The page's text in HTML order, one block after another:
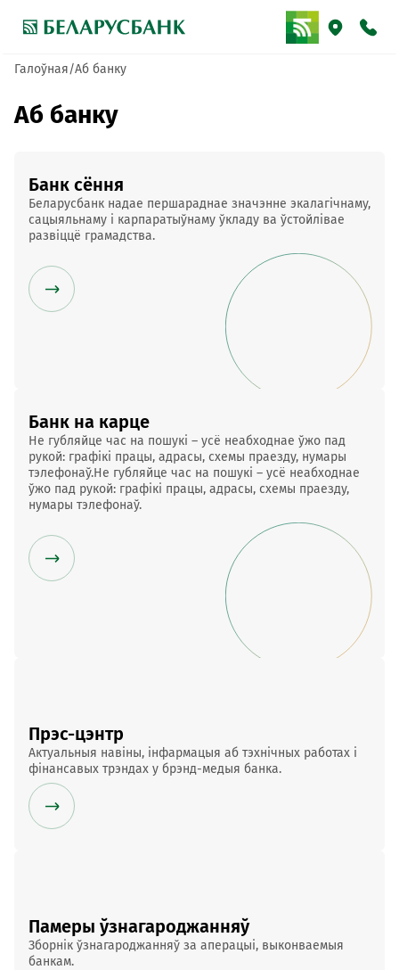
Галоўная Аб банку
Аб банку
Банк сёння
Беларусбанк надае першараднае значэнне экалагічнаму,
сацыяльнаму і карпаратыўнаму ўкладу ва ўстойлівае
развіццё грамадства.
Банк на карце
Не губляйце час на пошукі – усё неабходнае ўжо пад
рукой: графікі працы, адрасы, схемы праезду, нумары
тэлефонаў.Не губляйце час на пошукі – усё неабходнае
ўжо пад рукой: графікі працы, адрасы, схемы праезду,
нумары тэлефонаў.
Прэс-цэнтр
Актуальныя навіны, інфармацыя аб тэхнічных работах і
фінансавых трэндах у брэнд-медыя банка.
Памеры ўзнагароджанняў
Зборнік ўзнагароджанняў за аперацыі, выконваемыя
банкам.